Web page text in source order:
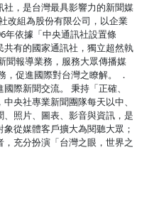
，是台灣最具影響力的新聞媒
改組為股份有限公司，以企業
年依據「中央通訊社設置條
有的國家通訊社，獨立超然執
聞報導業務，服務大眾傳播媒
促進國際對台灣之瞭解。 ．
際新聞交流。 秉持「正確、
央社專業新聞團隊每天以中、
照片、圖表、影音與資訊，是
從媒體客戶擴大為閱聽大眾；
充分扮演「台灣之眼，世界之